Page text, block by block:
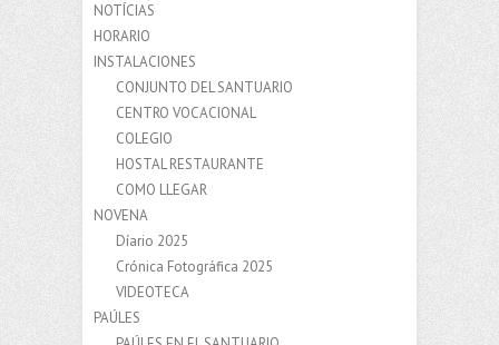
NOTÍCIAS
HORARIO
INSTALACIONES
CONJUNTO DEL SANTUARIO
CENTRO VOCACIONAL
COLEGIO
HOSTAL RESTAURANTE
COMO LLEGAR
NOVENA
Díario 2025
Crónica Fotográfica 2025
VIDEOTECA
PAÚLES